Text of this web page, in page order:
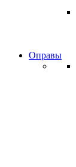
Оправы